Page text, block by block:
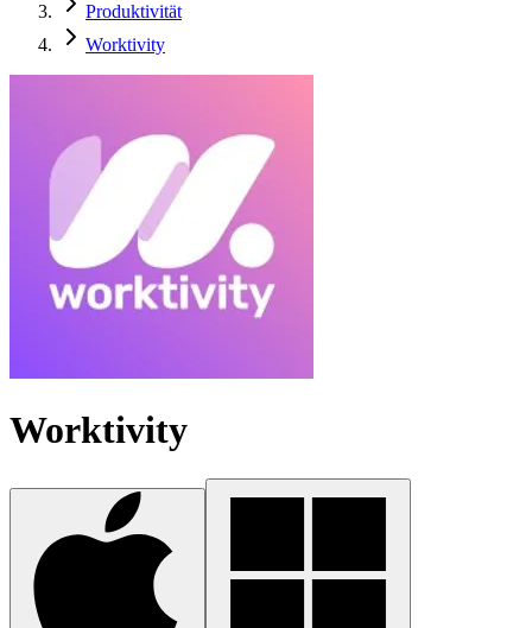
Produktivität
Worktivity
Worktivity